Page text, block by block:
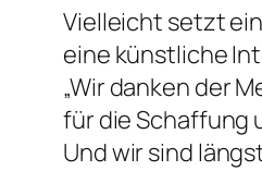
Vielleicht setzt
eine künstliche
„Wir danken der
für die Schaffung
Und wir sind